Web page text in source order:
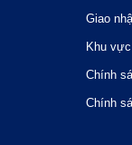
Giao
Khu
Chính
Chính